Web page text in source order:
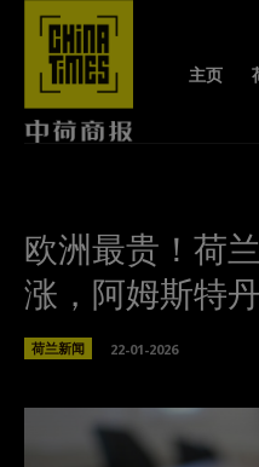
主页
欧洲最贵！荷
涨，阿姆斯特
荷兰新闻 22-01-2026